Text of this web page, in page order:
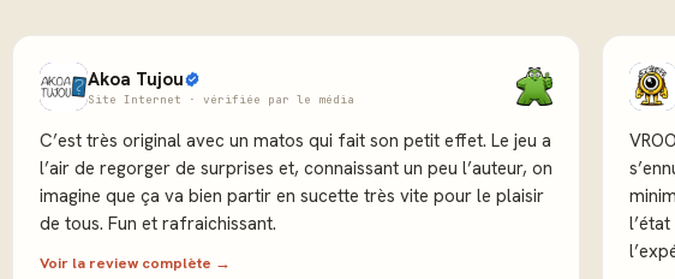
Akoa Tujou
Site Internet · vérifiée par le média
C’est très original avec un matos qui fait son petit effet. Le jeu a
l’air de regorger de surprises et, connaissant un peu l’auteur, on
imagine que ça va bien partir en sucette très vite pour le plaisir
de tous. Fun et rafraichissant.
Voir la review complète →